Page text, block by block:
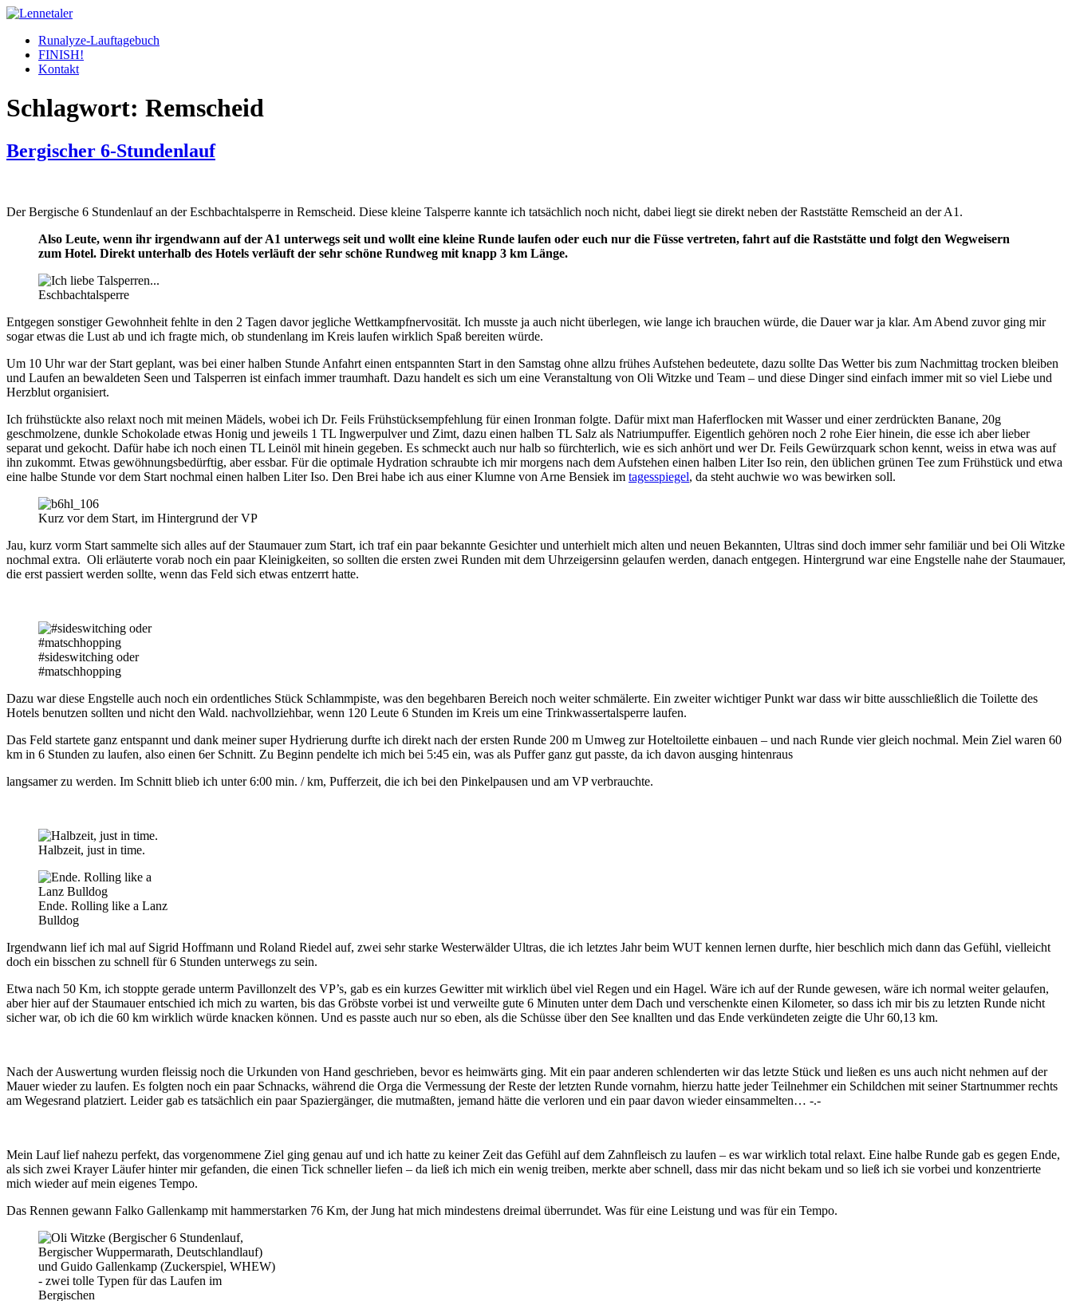
Skip
contentRunalyze-Lauftagebuch
FINISH!
Kontakt
Schlagwort: Remscheid
Bergischer 6-Stundenlauf
Der Bergische 6 Stundenlauf an der Eschbachtalsperre in Remscheid. Diese kleine Talsperre kannte ich tatsächlich noch nicht, dabei liegt sie direkt neben der Raststätte Remscheid an der A1.
Also Leute, wenn ihr irgendwann auf der A1 unterwegs seit und wollt eine kleine Runde laufen oder euch nur die Füsse vertreten, fahrt auf die Raststätte und folgt den Wegweisern
zum Hotel. Direkt unterhalb des Hotels verläuft der sehr schöne Rundweg mit knapp 3 km Länge.
Eschbachtalsperre
Entgegen sonstiger Gewohnheit fehlte in den 2 Tagen davor jegliche Wettkampfnervosität. Ich musste ja auch nicht überlegen, wie lange ich brauchen würde, die Dauer war ja klar. Am Abend zuvor ging mir
sogar etwas die Lust ab und ich fragte mich, ob stundenlang im Kreis laufen wirklich Spaß bereiten würde.
Um 10 Uhr war der Start geplant, was bei einer halben Stunde Anfahrt einen entspannten Start in den Samstag ohne allzu frühes Aufstehen bedeutete, dazu sollte Das Wetter bis zum Nachmittag trocken bleiben
und Laufen an bewaldeten Seen und Talsperren ist einfach immer traumhaft. Dazu handelt es sich um eine Veranstaltung von Oli Witzke und Team – und diese Dinger sind einfach immer mit so viel Liebe und
Herzblut organisiert.
Ich frühstückte also relaxt noch mit meinen Mädels, wobei ich Dr. Feils Frühstücksempfehlung für einen Ironman folgte. Dafür mixt man Haferflocken mit Wasser und einer zerdrückten Banane, 20g
geschmolzene, dunkle Schokolade etwas Honig und jeweils 1 TL Ingwerpulver und Zimt, dazu einen halben TL Salz als Natriumpuffer. Eigentlich gehören noch 2 rohe Eier hinein, die esse ich aber lieber
separat und gekocht. Dafür habe ich noch einen TL Leinöl mit hinein gegeben. Es schmeckt auch nur halb so fürchterlich, wie es sich anhört und wer Dr. Feils Gewürzquark schon kennt, weiss in etwa was auf
ihn zukommt. Etwas gewöhnungsbedürftig, aber essbar. Für die optimale Hydration schraubte ich mir morgens nach dem Aufstehen einen halben Liter Iso rein, den üblichen grünen Tee zum Frühstück und etwa
eine halbe Stunde vor dem Start nochmal einen halben Liter Iso. Den Brei habe ich aus einer Klumne von Arne Bensiek im tagesspiegel, da steht auchwie wo was bewirken soll.
Kurz vor dem Start, im Hintergrund der VP
Jau, kurz vorm Start sammelte sich alles auf der Staumauer zum Start, ich traf ein paar bekannte Gesichter und unterhielt mich alten und neuen Bekannten, Ultras sind doch immer sehr familiär und bei Oli Witzke
nochmal extra. Oli erläuterte vorab noch ein paar Kleinigkeiten, so sollten die ersten zwei Runden mit dem Uhrzeigersinn gelaufen werden, danach entgegen. Hintergrund war eine Engstelle nahe der Staumauer,
die erst passiert werden sollte, wenn das Feld sich etwas entzerrt hatte.
#sideswitching oder
#matschhopping
Dazu war diese Engstelle auch noch ein ordentliches Stück Schlammpiste, was den begehbaren Bereich noch weiter schmälerte. Ein zweiter wichtiger Punkt war dass wir bitte ausschließlich die Toilette des
Hotels benutzen sollten und nicht den Wald. nachvollziehbar, wenn 120 Leute 6 Stunden im Kreis um eine Trinkwassertalsperre laufen.
Das Feld startete ganz entspannt und dank meiner super Hydrierung durfte ich direkt nach der ersten Runde 200 m Umweg zur Hoteltoilette einbauen – und nach Runde vier gleich nochmal. Mein Ziel waren 60
km in 6 Stunden zu laufen, also einen 6er Schnitt. Zu Beginn pendelte ich mich bei 5:45 ein, was als Puffer ganz gut passte, da ich davon ausging hintenraus
langsamer zu werden. Im Schnitt blieb ich unter 6:00 min. / km, Pufferzeit, die ich bei den Pinkelpausen und am VP verbrauchte.
Halbzeit, just in time.
Ende. Rolling like a Lanz
Bulldog
Irgendwann lief ich mal auf Sigrid Hoffmann und Roland Riedel auf, zwei sehr starke Westerwälder Ultras, die ich letztes Jahr beim WUT kennen lernen durfte, hier beschlich mich dann das Gefühl, vielleicht
doch ein bisschen zu schnell für 6 Stunden unterwegs zu sein.
Etwa nach 50 Km, ich stoppte gerade unterm Pavillonzelt des VP’s, gab es ein kurzes Gewitter mit wirklich übel viel Regen und ein Hagel. Wäre ich auf der Runde gewesen, wäre ich normal weiter gelaufen,
aber hier auf der Staumauer entschied ich mich zu warten, bis das Gröbste vorbei ist und verweilte gute 6 Minuten unter dem Dach und verschenkte einen Kilometer, so dass ich mir bis zu letzten Runde nicht
sicher war, ob ich die 60 km wirklich würde knacken können. Und es passte auch nur so eben, als die Schüsse über den See knallten und das Ende verkündeten zeigte die Uhr 60,13 km.
Nach der Auswertung wurden fleissig noch die Urkunden von Hand geschrieben, bevor es heimwärts ging. Mit ein paar anderen schlenderten wir das letzte Stück und ließen es uns auch nicht nehmen auf der
Mauer wieder zu laufen. Es folgten noch ein paar Schnacks, während die Orga die Vermessung der Reste der letzten Runde vornahm, hierzu hatte jeder Teilnehmer ein Schildchen mit seiner Startnummer rechts
am Wegesrand platziert. Leider gab es tatsächlich ein paar Spaziergänger, die mutmaßten, jemand hätte die verloren und ein paar davon wieder einsammelten… -.-
Mein Lauf lief nahezu perfekt, das vorgenommene Ziel ging genau auf und ich hatte zu keiner Zeit das Gefühl auf dem Zahnfleisch zu laufen – es war wirklich total relaxt. Eine halbe Runde gab es gegen Ende,
als sich zwei Krayer Läufer hinter mir gefanden, die einen Tick schneller liefen – da ließ ich mich ein wenig treiben, merkte aber schnell, dass mir das nicht bekam und so ließ ich sie vorbei und konzentrierte
mich wieder auf mein eigenes Tempo.
Das Rennen gewann Falko Gallenkamp mit hammerstarken 76 Km, der Jung hat mich mindestens dreimal überrundet. Was für eine Leistung und was für ein Tempo.